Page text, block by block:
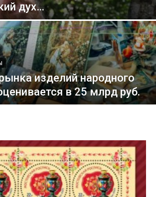
дух…
изделий народного
в 25 млрд руб.